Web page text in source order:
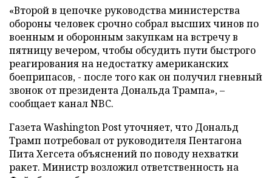
«Второй в цепочке руководства министерства
обороны человек срочно собрал высших чинов по
военным и оборонным закупкам на встречу в
пятницу вечером, чтобы обсудить пути быстрого
реагирования на недостатку американских
боеприпасов, - после того как он получил гневный
звонок от президента Дональда Трампа», –
сообщает канал NBC.
Газета Washington Post уточняет, что Дональд
Трамп потребовал от руководителя Пентагона
Пита Хегсета объяснений по поводу нехватки
ракет. Министр возложил ответственность на